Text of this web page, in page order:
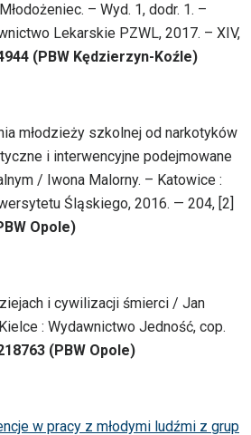
– Wyd. 1, dodr. 1. –
Lekarskie PZWL, 2017. – XIV,
(PBW Kędzierzyn-Koźle)
młodzieży szkolnej od narkotyków
i interwencyjne podejmowane
/ Iwona Malorny. – Katowice :
Śląskiego, 2016. — 204, [2]
Opole)
i cywilizacji śmierci / Jan
: Wydawnictwo Jedność, cop.
(PBW Opole)
w pracy z młodymi ludźmi z grup